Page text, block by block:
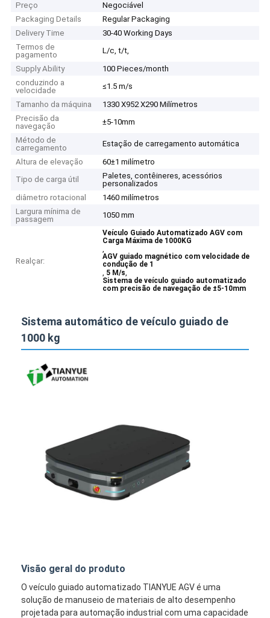
Preço
Negociável
Packaging Details
Regular Packaging
Delivery Time
30-40 Working Days
Termos de
pagamento
L/c, t/t,
Supply Ability
100 Pieces/month
conduzindo a
velocidade
≤1.5 m/s
Tamanho da máquina
1330 X952 X290 Milímetros
Precisão da
navegação
±5-10mm
Método de
carregamento
Estação de carregamento automática
Altura de elevação
60±1 milímetro
Tipo de carga útil
Paletes, contêineres, acessórios
personalizados
diâmetro rotacional
1460 milímetros
Largura mínima de
passagem
1050 mm
Realçar:
Veículo Guiado Automatizado AGV com
Carga Máxima de 1000KG
,
AGV guiado magnético com velocidade de
condução de 1
, 5 M/s,
Sistema de veículo guiado automatizado
com precisão de navegação de ±5-10mm
Sistema automático de veículo guiado de
1000 kg
Visão geral do produto
O veículo guiado automatizado TIANYUE AGV é uma
solução de manuseio de materiais de alto desempenho
projetada para automação industrial com uma capacidade